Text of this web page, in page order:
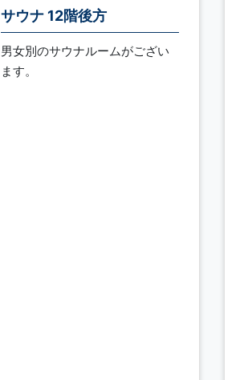
サウナ 12階後方
男女別のサウナルームがござい
ます。